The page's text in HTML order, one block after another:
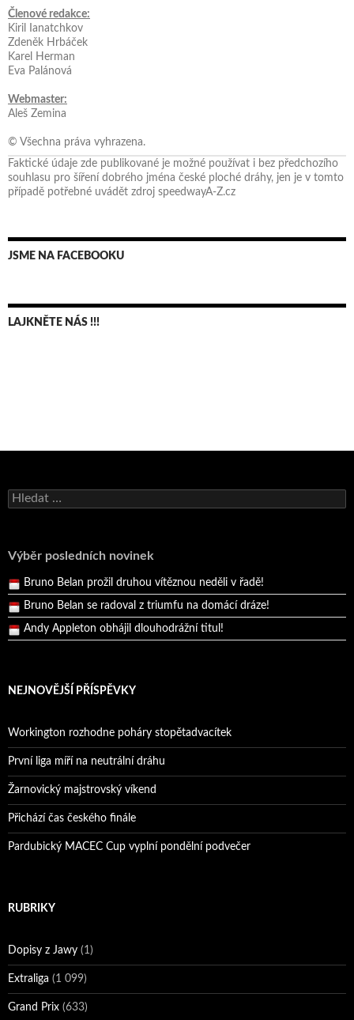
Členové redakce:
Kiril Ianatchkov
Zdeněk Hrbáček
Karel Herman
Eva Palánová
Webmaster:
Aleš Zemina
© Všechna práva vyhrazena.
Faktické údaje zde publikované je možné používat i bez předchozího
souhlasu pro šíření dobrého jména české ploché dráhy, jen je v tomto
případě potřebné uvádět zdroj speedwayA-Z.cz
JSME NA FACEBOOKU
LAJKNĚTE NÁS !!!
Vyhledávání
Výběr posledních novinek
Andy Appleton obhájil dlouhodrážní titul!
Bruno Belan prožil druhou vítěznou neděli v řadě!
Bruno Belan se radoval z triumfu na domácí dráze!
Andy Appleton obhájil dlouhodrážní titul!
Reprezentační dvojice brala český titul!
NEJNOVĚJŠÍ PŘÍSPĚVKY
Workington rozhodne poháry stopětadvacítek
První liga míří na neutrální dráhu
Žarnovický majstrovský víkend
Přichází čas českého finále
Pardubický MACEC Cup vyplní pondělní podvečer
RUBRIKY
Dopisy z Jawy (1)
Extraliga (1 099)
Grand Prix (633)